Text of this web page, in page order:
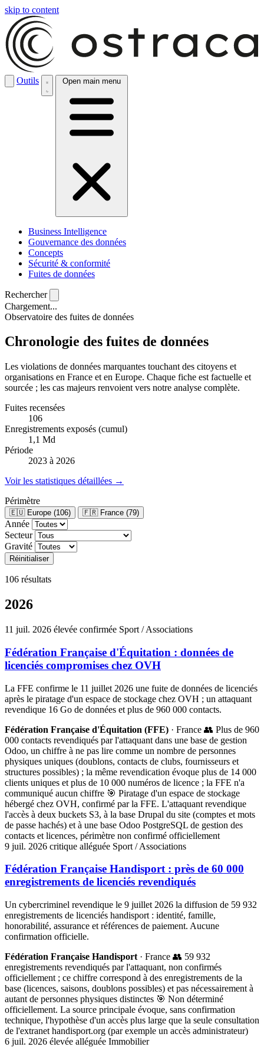
skip to content
Outils Open main menu
Business Intelligence
Gouvernance des données
Concepts
Sécurité & conformité
Fuites de données
Rechercher
Chargement...
Observatoire des fuites de données
Chronologie des fuites de données
Les violations de données marquantes touchant des citoyens et
organisations en France et en Europe. Chaque fiche est factuelle et
sourcée ; les cas majeurs renvoient vers notre analyse complète.
Fuites recensées
106
Enregistrements exposés (cumul)
1,1 Md
Période
2023 à 2026
Voir les statistiques détaillées →
Périmètre
🇪🇺 Europe (106) 🇫🇷 France (79)
Année
Secteur
Gravité
Réinitialiser
106 résultats
2026
11 juil. 2026 élevée confirmée Sport / Associations
Fédération Française d'Équitation : données de
licenciés compromises chez OVH
La FFE confirme le 11 juillet 2026 une fuite de données de licenciés
après le piratage d'un espace de stockage chez OVH ; un attaquant
revendique 16 Go de données et plus de 960 000 contacts.
Fédération Française d'Équitation (FFE) · France 👥 Plus de 960
000 contacts revendiqués par l'attaquant dans une base de gestion
Odoo, un chiffre à ne pas lire comme un nombre de personnes
physiques uniques (doublons, contacts de clubs, fournisseurs et
structures possibles) ; la même revendication évoque plus de 14 000
clients uniques et plus de 10 000 numéros de licence ; la FFE n'a
communiqué aucun chiffre 🎯 Piratage d'un espace de stockage
hébergé chez OVH, confirmé par la FFE. L'attaquant revendique
l'accès à deux buckets S3, à la base Drupal du site (comptes et mots
de passe hachés) et à une base Odoo PostgreSQL de gestion des
contacts et licences, périmètre non confirmé officiellement
9 juil. 2026 critique alléguée Sport / Associations
Fédération Française Handisport : près de 60 000
enregistrements de licenciés revendiqués
Un cybercriminel revendique le 9 juillet 2026 la diffusion de 59 932
enregistrements de licenciés handisport : identité, famille,
honorabilité, assurance et références de paiement. Aucune
confirmation officielle.
Fédération Française Handisport · France 👥 59 932
enregistrements revendiqués par l'attaquant, non confirmés
officiellement ; ce chiffre correspond à des enregistrements de la
base (licences, saisons, doublons possibles) et pas nécessairement à
autant de personnes physiques distinctes 🎯 Non déterminé
officiellement. La source principale évoque, sans confirmation
technique, l'hypothèse d'un accès plus large que la seule consultation
de l'extranet handisport.org (par exemple un accès administrateur)
6 juil. 2026 élevée alléguée Immobilier